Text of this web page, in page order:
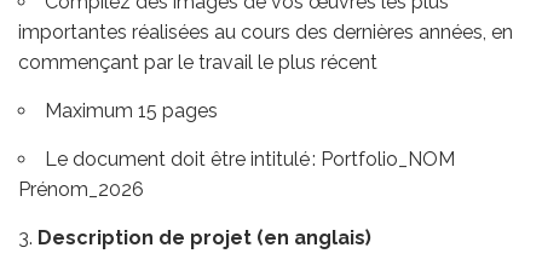
importantes réalisées au cours des dernières années, en
commençant par le travail le plus récent
Maximum 15 pages
Le document doit être intitulé : Portfolio_NOM
Prénom_2026
Description de projet (en anglais)